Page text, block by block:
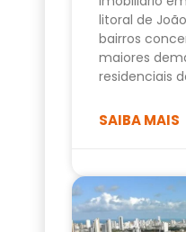
litoral de
bairros
maiores
residenciais
SAIBA MAIS